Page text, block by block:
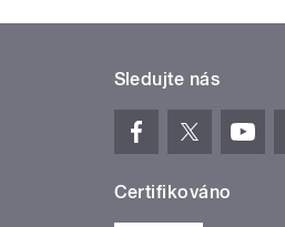
Sledujte nás
Certifikováno